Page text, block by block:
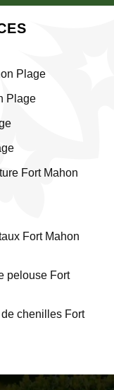
Plage
Plage
Fort Mahon
Fort Mahon
pelouse Fort
chenilles Fort